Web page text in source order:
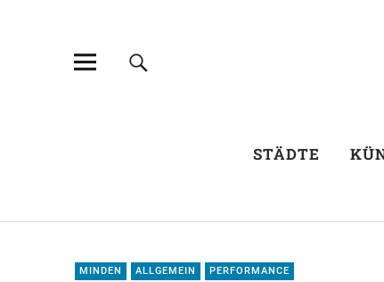
STÄDTE
MINDEN ALLGEMEIN PERFORMANCE